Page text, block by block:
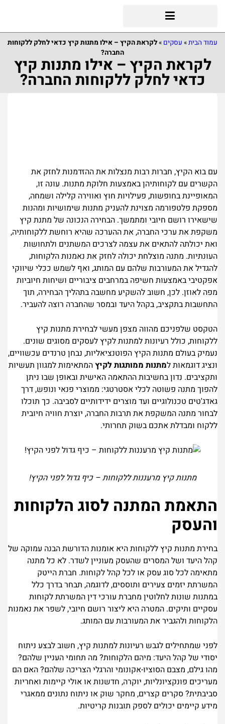
עמוד הבית» עסקים »לקראת הקיץ – אילו מתנות קיץ כדאי לחלק ללקוחות
החברה?
לקראת הקיץ – אילו מתנות קיץ
כדאי לחלק ללקוחות החברה?
עם בוא הקיץ, חברות רבות מנצלות את ההזדמנות לחזק את
הקשרים עם לקוחותיהן באמצעות חלוקת מתנות. עונה זו,
המאופיינת בחופשות, פעילויות חוץ ואווירה קלילה ושמחה,
מספקת פלטפורמה מצוינת להעניק מתנות שימושיות ומהנות
שישאירו רושם חיובי ומתמשך. הבחירה הנכונה של מתנת קיץ
משקפת את ערכי החברה, את ההערכה שהיא רוחשת ללקוחותיה,
ואת יכולתה להתאים את עצמה לצרכים המשתנים ולתחושות
העונתיות. מתנה מוצלחת יכולה לחזק את נאמנות הלקוחות,
להגדיל את המעורבות שלהם עם המותג, ואף לשמש ככלי שיווקי
אפקטיבי באמצעות חשיפה במרחבים ציבוריים ושיחות חיוביות
מפה לאוזן. לכן, חשוב להשקיע מחשבה בתהליך הבחירה, תוך
התחשבות בתקציב, בקהל היעד ובמסר שהחברה רוצה להעביר.
הטקסט שלפניכם מהווה מצפן מעשי לבחירת מתנות קיץ
ללקוחות, כולל רעיונות למתנות לקיץ לעסקים מסוגים שונים.
נעמיק בעולם מתנות הקיץ הפוטנציאליות, נבחן טרנדים עכשוויים,
ונציג דוגמאות למתנות ממותגות לקיץהמתאימות למגוון תעשיות
ותקציבים. נדון בחשיבות ההתאמה האישית ובאופן שבו ניתן
להפוך מתנה פשוטה לכלי אסטרטגי: ממוצרי פנאי ונופש, דרך
גאדג'טים טכנולוגיים ועד מוצרים ידידותיים לסביבה. כך תוכלו
לבחור מתנה המשקפת את תרבות החברה, יוצרת חוויה חיובית
ללקוח ומבדלת אתכם בשוק תחרותי.
מתנות קיץ מרעננות ללקוחות – כיף גדול לפני הקיץ!
התאמת המתנה לסוג הלקוחות
והעסק
בחירת מתנות קיץ ללקוחות היא אומנות הדורשת הבנה עמוקה של
קהל היעד ושל המסרים שהעסק מעוניין לשדר. לא כל מתנה
מתאימה לכל סוג עסק או לכל קהל לקוחות. חברת הייטק
המשרתת יזמים צעירים ותוססים, לדוגמה, תבחר בדרך כלל
במתנות שונות לחלוטין מחברת עורכי דין המשרתת לקוחות
עסקיים ותיקים. המטרה היא ליצור רושם חיובי, לשפר את נאמנות
הלקוחות ולהגביר את המעורבות עם המותג.
לפני שמתחילים לגבש רעיונות למתנות קיץ, חשוב לבצע ניתוח
יסודי של קהל היעד: מיהם הלקוחות? מה תחומי העניין שלהם?
מהו גילם, מצבם הסוציו-אקונומי והרגלי הצריכה שלהם? האם הם
מעריכים פונקציונליות, יוקרה, חדשנות או אולי קיימות ואחריות
סביבתית? סקרים קצרים, מחקר שוק או ניתוח נתונים ממאגרי
מידע קיימים יכולים לספק תובנות קריטיות.